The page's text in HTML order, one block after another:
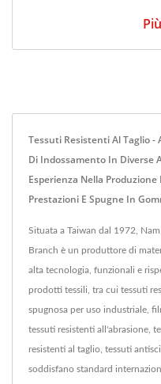
Tessuti Resistenti Al Taglio -
Di Indossamento In Diverse
Esperienza Nella
Prestazioni E Spugne In
Situata a Taiwan dal 1972,
Branch è un produttore di
alta tecnologia, funzionali e
prodotti tessili, tra cui tessuti
spugnosa per uso industriale,
tessuti resistenti all'abrasione,
resistenti al taglio, tessuti
soddisfano standard